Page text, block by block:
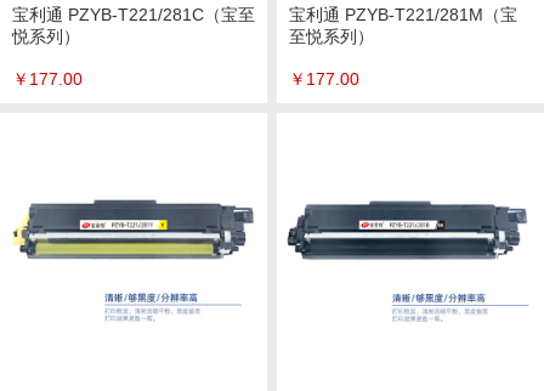
宝利通 PZYB-T221/281C（宝至
悦系列）
￥ 177.00
宝利通 PZYB-T221/281M（宝
至悦系列）
￥ 177.00